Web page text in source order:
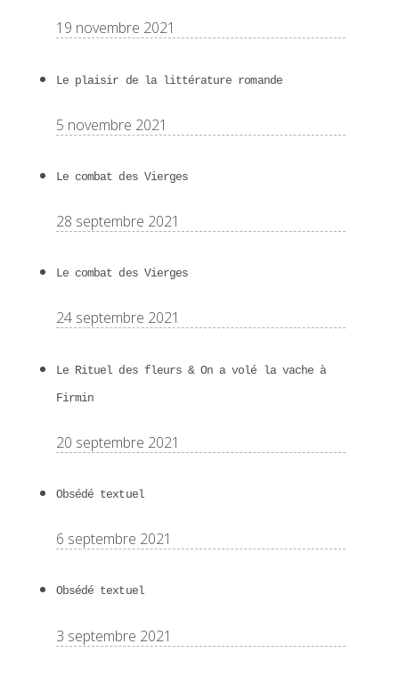
19 novembre 2021
Le plaisir de la littérature romande
5 novembre 2021
Le combat des Vierges
28 septembre 2021
Le combat des Vierges
24 septembre 2021
Le Rituel des fleurs & On a volé la vache à
Firmin
20 septembre 2021
Obsédé textuel
6 septembre 2021
Obsédé textuel
3 septembre 2021